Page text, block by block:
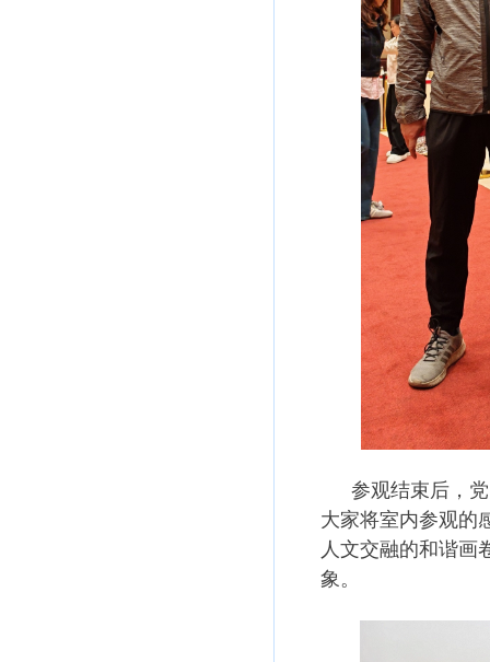
参观结束后，
大家将室内参观的
人文交融的和谐画
象。